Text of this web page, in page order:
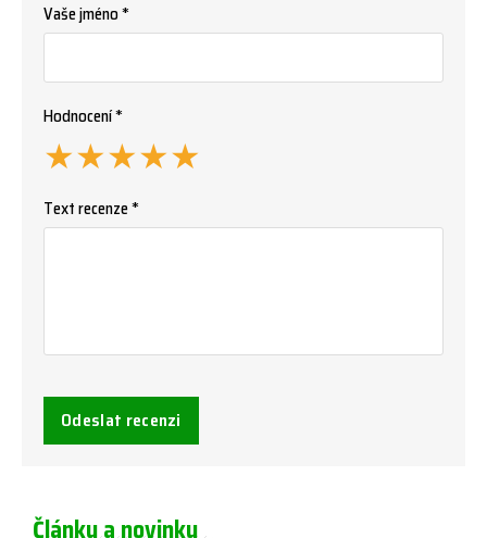
Vaše jméno *
Hodnocení *
★
★
★
★
★
Text recenze *
Odeslat recenzi
Články a novinky